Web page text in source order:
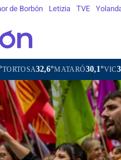
de Borbón Letizia TVE
32,6°MATARÓ30,1°VIC30,0°